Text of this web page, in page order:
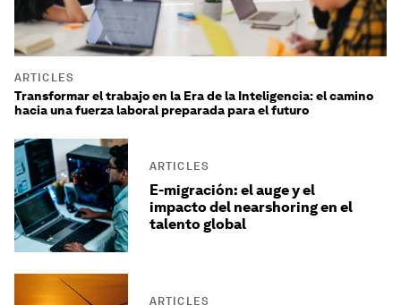
ARTICLES
Transformar el trabajo en la Era de la Inteligencia: el camino
hacia una fuerza laboral preparada para el futuro
ARTICLES
E-migración: el auge y el
impacto del nearshoring en el
talento global
ARTICLES